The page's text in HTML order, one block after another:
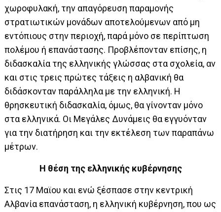
χωροφυλακή, την απαγόρευση παραμονής
στρατιωτικών μονάδων αποτελούμενων από μη
εντόπιους στην περιοχή, παρά μόνο σε περίπτωση
πολέμου ή επανάστασης. Προβλέπονταν επίσης, η
διδασκαλία της ελληνικής γλώσσας στα σχολεία, αν
και στις τρεις πρώτες τάξεις η αλβανική θα
διδάσκονταν παράλληλα με την ελληνική. Η
θρησκευτική διδασκαλία, όμως, θα γίνονταν μόνο
στα ελληνικά. Οι Μεγάλες Δυνάμεις θα εγγυόνταν
για την διατήρηση και την εκτέλεση των παραπάνω
μέτρων.
Η θέση της ελληνικής κυβέρνησης
Στις 17 Μαϊου και ενώ ξέσπασε στην κεντρική
Αλβανία επανάσταση, η ελληνική κυβέρνηση, που ως